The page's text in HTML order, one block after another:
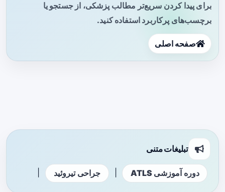
برای پیدا کردن سریع‌تر مطالب پزشکی، از جستجو یا
برچسب‌های پرکاربرد استفاده کنید.
صفحه اصلی
تبلیغات متنی
دوره آموزشی ATLS جراحی تیروئید